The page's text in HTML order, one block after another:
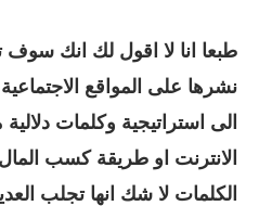
طبعا انا لا اقول لك انك
نشرها على المواقع
الى استراتيجية وكلمات
الانترنت او طريقة كسب
الكلمات لا شك انها تجلب